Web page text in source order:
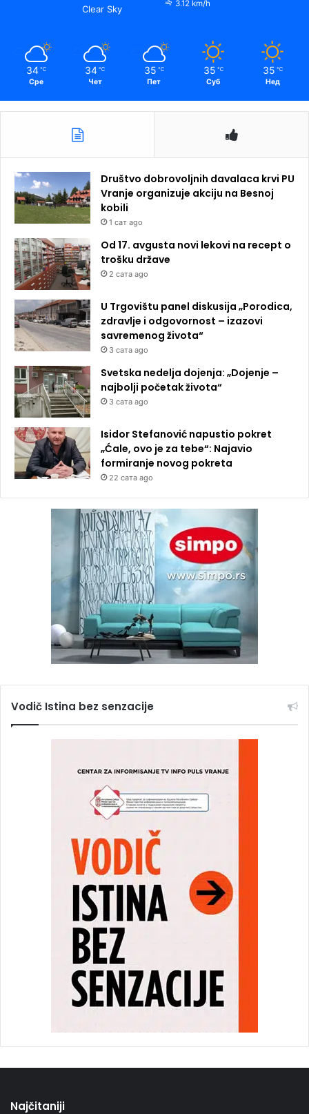
Clear Sky 3.12 km/h
34 ℃
Сре
34 ℃
Чет
35 ℃
Пет
35 ℃
Суб
35 ℃
Нед
Društvo dobrovoljnih davalaca krvi PU
Vranje organizuje akciju na Besnoj
kobili
1 сат ago
Od 17. avgusta novi lekovi na recept o
trošku države
2 сата ago
U Trgovištu panel diskusija „Porodica,
zdravlje i odgovornost – izazovi
savremenog života“
3 сата ago
Svetska nedelja dojenja: „Dojenje –
najbolji početak života“
3 сата ago
Isidor Stefanović napustio pokret
„Ćale, ovo je za tebe“: Najavio
formiranje novog pokreta
22 сата ago
Vodič Istina bez senzacije
Najčitaniji